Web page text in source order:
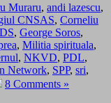
Muraru, andi lazescu,
CNSAS, Corneliu
, George Soros,
, Militia spirituala,
, NKVD, PDL,
Network, SPP, sri,
8 Comments »